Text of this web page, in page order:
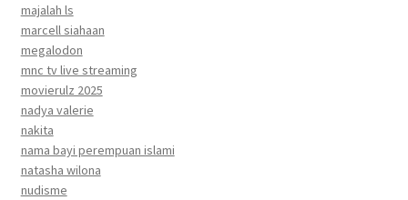
majalah ls
marcell siahaan
megalodon
mnc tv live streaming
movierulz 2025
nadya valerie
nakita
nama bayi perempuan islami
natasha wilona
nudisme